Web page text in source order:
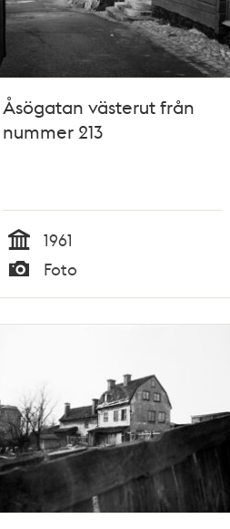
Åsögatan västerut från
nummer 213
Tid
1961
Typ
Foto